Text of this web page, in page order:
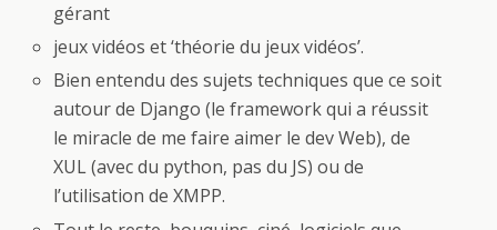
gérant
jeux vidéos et ‘théorie du jeux vidéos’.
Bien entendu des sujets techniques que ce soit
autour de Django (le framework qui a réussit
le miracle de me faire aimer le dev Web), de
XUL (avec du python, pas du JS) ou de
l’utilisation de XMPP.